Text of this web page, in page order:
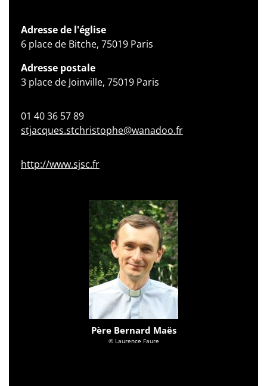
Adresse de l'église
6 place de Bitche, 75019 Paris
Adresse postale
3 place de Joinville, 75019 Paris
01 40 36 57 89
stjacques.stchristophe@wanadoo.fr
http://www.sjsc.fr
Père Bernard Maës
© Laurence Faure